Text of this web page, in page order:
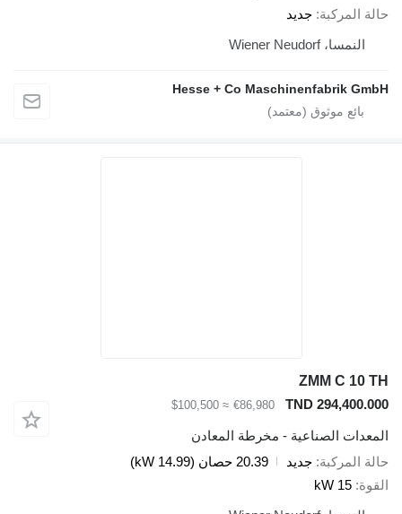
حالة المركبة جديد
النمسا، Wiener Neudorf
Hesse + Co Maschinenfabrik GmbH
ZMM C 10 TH
TND 294,400.000
€86,980
≈ $100,500
المعدات الصناعية - مخرطة المعادن
حالة المركبة جديد
20.39 حصان (14.99 kW)
القوة 15 kW